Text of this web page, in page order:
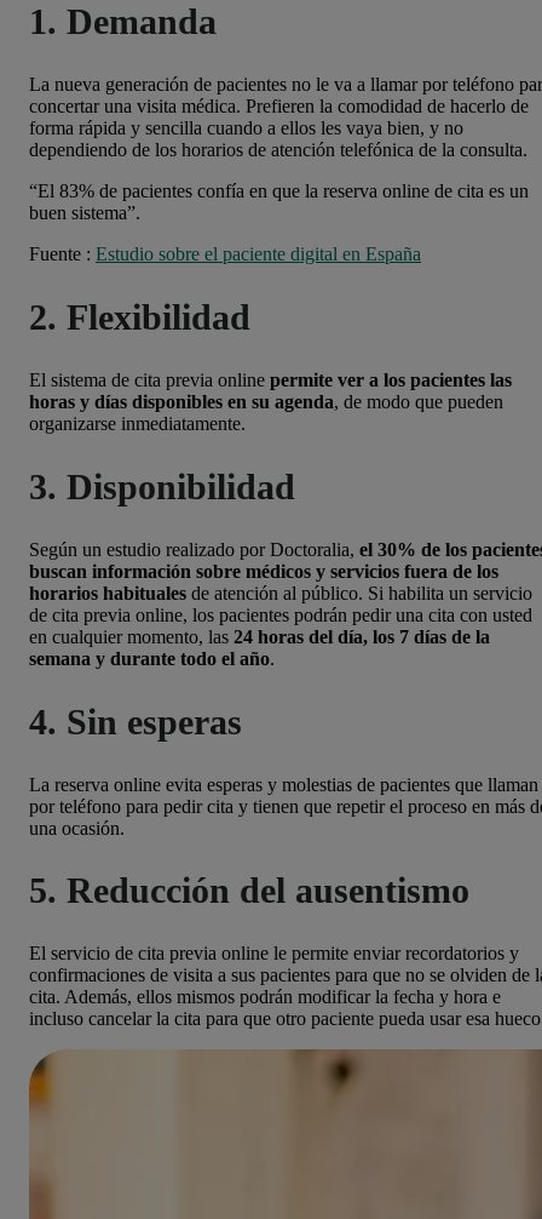
1. Demanda
La nueva generación de pacientes no le va a llamar por teléfono
concertar una visita médica. Prefieren la comodidad de hacerlo de
forma rápida y sencilla cuando a ellos les vaya bien, y no
dependiendo de los horarios de atención telefónica de la consulta.
“El 83% de pacientes confía en que la reserva online de cita es un
buen sistema”.
Fuente : Estudio sobre el paciente digital en España
2. Flexibilidad
El sistema de cita previa online permite ver a los pacientes las
horas y días disponibles en su agenda, de modo que pueden
organizarse inmediatamente.
3. Disponibilidad
Según un estudio realizado por Doctoralia, el 30% de los
buscan información sobre médicos y servicios fuera de los
horarios habituales de atención al público. Si habilita un servicio
de cita previa online, los pacientes podrán pedir una cita con usted
en cualquier momento, las 24 horas del día, los 7 días de la
semana y durante todo el año.
4. Sin esperas
La reserva online evita esperas y molestias de pacientes que llaman
por teléfono para pedir cita y tienen que repetir el proceso en más
una ocasión.
5. Reducción del ausentismo
El servicio de cita previa online le permite enviar recordatorios y
confirmaciones de visita a sus pacientes para que no se olviden de
cita. Además, ellos mismos podrán modificar la fecha y hora e
incluso cancelar la cita para que otro paciente pueda usar esa